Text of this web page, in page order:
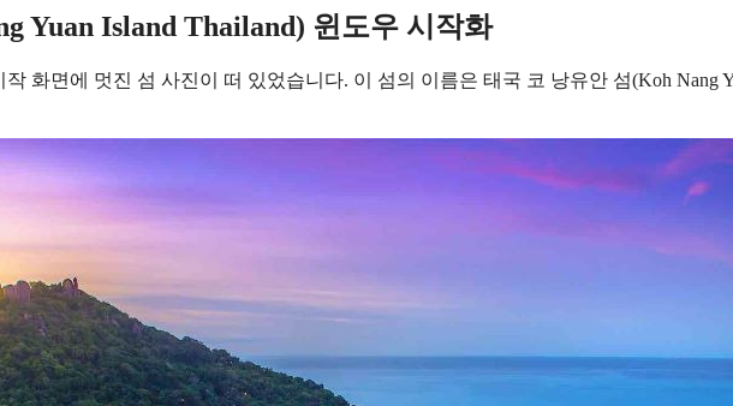
Yuan Island Thailand) 윈도우 시작화
화면에 멋진 섬 사진이 떠 있었습니다. 이 섬의 이름은 태국 코 낭유안 섬(Koh Nang